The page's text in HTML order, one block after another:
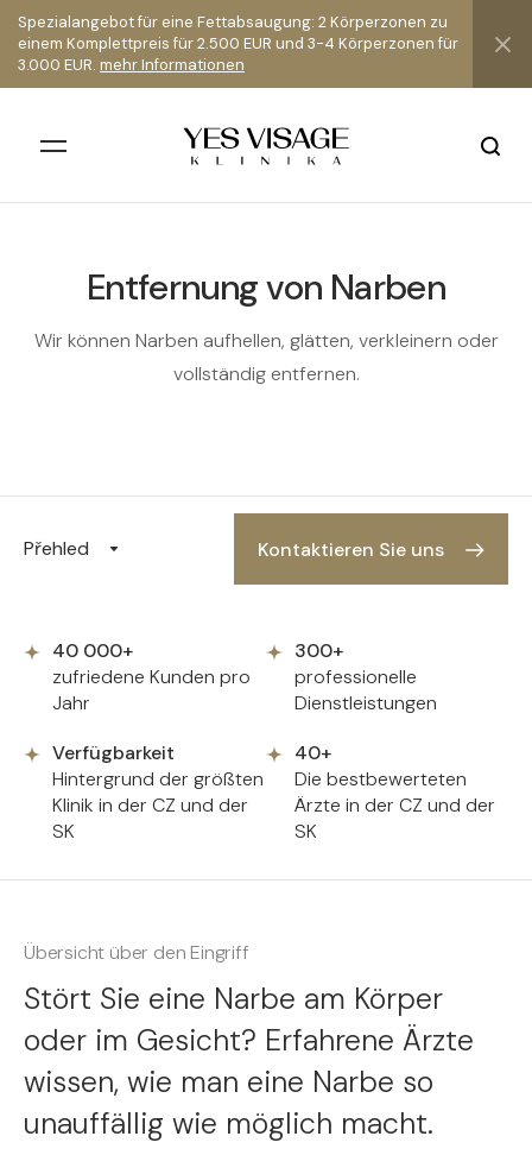
Spezialangebot für eine Fettabsaugung: 2 Körperzonen zu
einem Komplettpreis für 2.500 EUR und 3-4 Körperzonen für
3.000 EUR. mehr Informationen
Entfernung von Narben
Wir können Narben aufhellen, glätten, verkleinern oder
vollständig entfernen.
Přehled Kontaktieren Sie uns
40 000+
zufriedene Kunden pro
Jahr
300+
professionelle
Dienstleistungen
Verfügbarkeit
Hintergrund der größten
Klinik in der CZ und der
SK
40+
Die bestbewerteten
Ärzte in der CZ und der
SK
Übersicht über den Eingriff
Stört Sie eine Narbe am Körper
oder im Gesicht? Erfahrene Ärzte
wissen, wie man eine Narbe so
unauffällig wie möglich macht.